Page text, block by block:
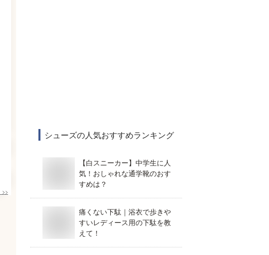
>>
シューズの人気おすすめランキング
【白スニーカー】中学生に人
気！おしゃれな通学靴のおす
すめは？
痛くない下駄｜浴衣で歩きや
すいレディース用の下駄を教
えて！